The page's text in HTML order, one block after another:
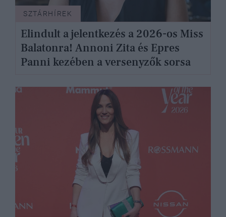
SZTÁRHÍREK
Elindult a jelentkezés a 2026-os Miss
Balatonra! Annoni Zita és Epres
Panni kezében a versenyzők sorsa